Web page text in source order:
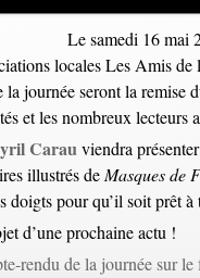
Le samedi 16 mai
locales Les Amis
journée seront la
et les nombreux
Carauviendra
illustrés de Masques de
doigts pour qu’il soit prêt à
d’une prochaine actu !
rendu de la journée sur